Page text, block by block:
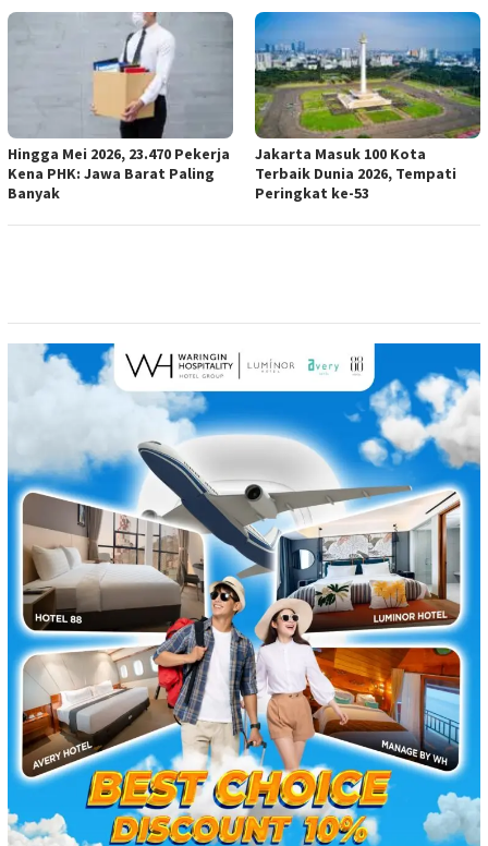
Hingga Mei 2026, 23.470 Pekerja
Kena PHK: Jawa Barat Paling
Banyak
Jakarta Masuk 100 Kota
Terbaik Dunia 2026, Tempati
Peringkat ke-53